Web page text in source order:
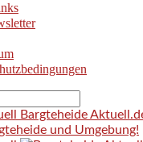
Bargteheide
und Umgebung!